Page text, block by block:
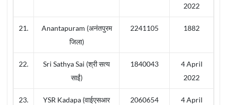
2022
21.
Anantapuram (अनंतपुरम
जिला)
2241105 1882
22.
Sri Sathya Sai (श्री सत्य
साईं)
1840043
4 April
2022
23.
YSR Kadapa (वाईएसआर
2060654
4 April